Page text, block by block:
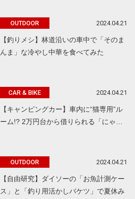
OUTDOOR 2024.04.21
【釣りメシ】林道沿いの車中で「そのま
んま」な冷やし中華を食べてみた
CAR & BIKE 2024.04.21
【キャンピングカー】車内に“猫専用”ル
ーム!? 2万円台から借りられる「にゃ…
OUTDOOR 2024.04.21
【自由研究】ダイソーの「お魚計測ケー
ス」と「釣り用活かしバケツ」で夏休み